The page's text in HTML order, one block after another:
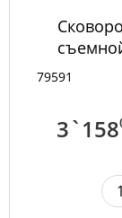
79591
3`158